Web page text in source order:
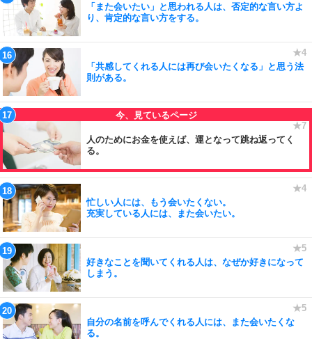
「また会いたい」と思われる人は、否定的な言い方よ
り、肯定的な言い方をする。
「共感してくれる人には再び会いたくなる」と思う法
則がある。
人のためにお金を使えば、運となって跳ね返ってく
る。
忙しい人には、もう会いたくない。
充実している人には、また会いたい。
好きなことを聞いてくれる人は、なぜか好きになって
しまう。
自分の名前を呼んでくれる人には、また会いたくな
る。